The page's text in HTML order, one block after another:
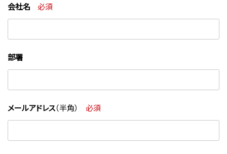
会社名 必須
部署
メールアドレス（半角） 必須